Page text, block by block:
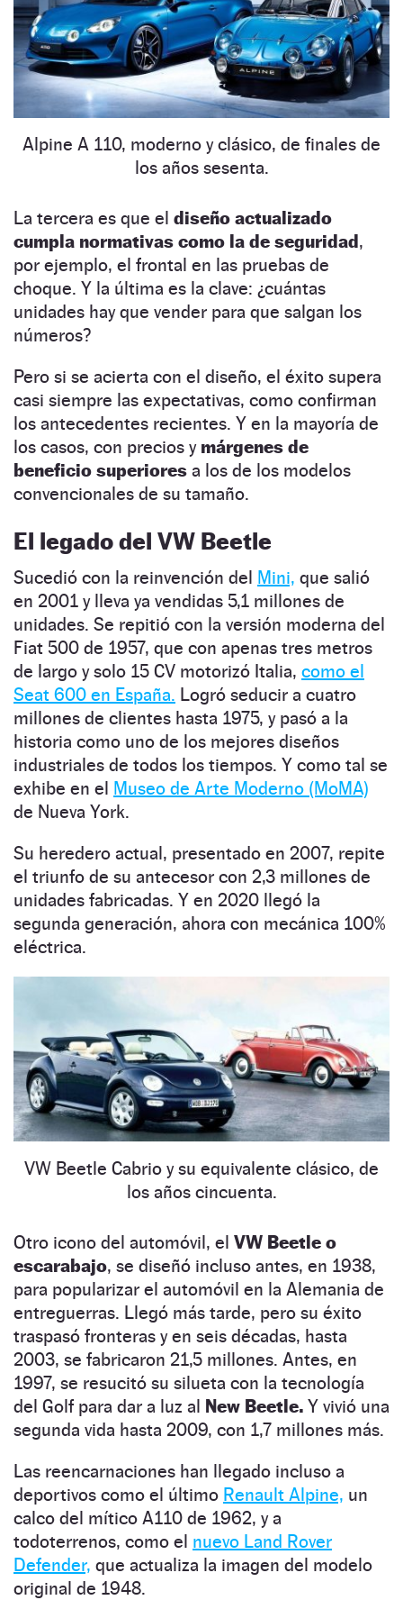
Alpine A 110, moderno y clásico, de finales de
los años sesenta.
La tercera es que el diseño actualizado
cumpla normativas como la de seguridad ,
por ejemplo, el frontal en las pruebas de
choque. Y la última es la clave: ¿cuántas
unidades hay que vender para que salgan los
números?
Pero si se acierta con el diseño, el éxito supera
casi siempre las expectativas, como confirman
los antecedentes recientes. Y en la mayoría de
los casos, con precios y márgenes de
beneficio superiores a los de los modelos
convencionales de su tamaño.
El legado del VW Beetle
Sucedió con la reinvención del Mini, que salió
en 2001 y lleva ya vendidas 5,1 millones de
unidades. Se repitió con la versión moderna del
Fiat 500 de 1957, que con apenas tres metros
de largo y solo 15 CV motorizó Italia, como el
Seat 600 en España. Logró seducir a cuatro
millones de clientes hasta 1975, y pasó a la
historia como uno de los mejores diseños
industriales de todos los tiempos. Y como tal se
exhibe en el Museo de Arte Moderno (MoMA)
de Nueva York.
Su heredero actual, presentado en 2007, repite
el triunfo de su antecesor con 2,3 millones de
unidades fabricadas. Y en 2020 llegó la
segunda generación, ahora con mecánica 100%
eléctrica.
VW Beetle Cabrio y su equivalente clásico, de
los años cincuenta.
Otro icono del automóvil, el VW Beetle o
escarabajo, se diseñó incluso antes, en 1938,
para popularizar el automóvil en la Alemania de
entreguerras. Llegó más tarde, pero su éxito
traspasó fronteras y en seis décadas, hasta
2003, se fabricaron 21,5 millones. Antes, en
1997, se resucitó su silueta con la tecnología
del Golf para dar a luz al New Beetle. Y vivió una
segunda vida hasta 2009, con 1,7 millones más.
Las reencarnaciones han llegado incluso a
deportivos como el último Renault Alpine, un
calco del mítico A110 de 1962, y a
todoterrenos, como el nuevo Land Rover
Defender, que actualiza la imagen del modelo
original de 1948.